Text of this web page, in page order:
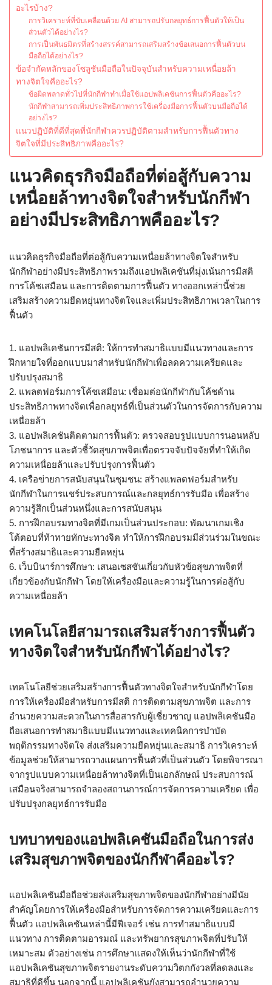
อะไรบ้าง?
การวิเคราะห์ที่ขับเคลื่อนด้วย AI สามารถปรับกลยุทธ์การฟื้นตัวให้เป็น
ส่วนตัวได้อย่างไร?
การเป็นพันธมิตรที่สร้างสรรค์สามารถเสริมสร้างข้อเสนอการฟื้นตัวบน
มือถือได้อย่างไร?
ข้อจำกัดหลักของโซลูชันมือถือในปัจจุบันสำหรับความเหนื่อยล้า
ทางจิตใจคืออะไร?
ข้อผิดพลาดทั่วไปที่นักกีฬาทำเมื่อใช้แอปพลิเคชันการฟื้นตัวคืออะไร?
นักกีฬาสามารถเพิ่มประสิทธิภาพการใช้เครื่องมือการฟื้นตัวบนมือถือได้
อย่างไร?
แนวปฏิบัติที่ดีที่สุดที่นักกีฬาควรปฏิบัติตามสำหรับการฟื้นตัวทาง
จิตใจที่มีประสิทธิภาพคืออะไร?
แนวคิดธุรกิจมือถือที่ต่อสู้กับความ
เหนื่อยล้าทางจิตใจสำหรับนักกีฬา
อย่างมีประสิทธิภาพคืออะไร?
แนวคิดธุรกิจมือถือที่ต่อสู้กับความเหนื่อยล้าทางจิตใจสำหรับ
นักกีฬาอย่างมีประสิทธิภาพรวมถึงแอปพลิเคชันที่มุ่งเน้นการมีสติ
การโค้ชเสมือน และการติดตามการฟื้นตัว ทางออกเหล่านี้ช่วย
เสริมสร้างความยืดหยุ่นทางจิตใจและเพิ่มประสิทธิภาพเวลาในการ
ฟื้นตัว
1. แอปพลิเคชันการมีสติ: ให้การทำสมาธิแบบมีแนวทางและการ
ฝึกหายใจที่ออกแบบมาสำหรับนักกีฬาเพื่อลดความเครียดและ
ปรับปรุงสมาธิ
2. แพลตฟอร์มการโค้ชเสมือน: เชื่อมต่อนักกีฬากับโค้ชด้าน
ประสิทธิภาพทางจิตเพื่อกลยุทธ์ที่เป็นส่วนตัวในการจัดการกับความ
เหนื่อยล้า
3. แอปพลิเคชันติดตามการฟื้นตัว: ตรวจสอบรูปแบบการนอนหลับ
โภชนาการ และตัวชี้วัดสุขภาพจิตเพื่อตรวจจับปัจจัยที่ทำให้เกิด
ความเหนื่อยล้าและปรับปรุงการฟื้นตัว
4. เครือข่ายการสนับสนุนในชุมชน: สร้างแพลตฟอร์มสำหรับ
นักกีฬาในการแชร์ประสบการณ์และกลยุทธ์การรับมือ เพื่อสร้าง
ความรู้สึกเป็นส่วนหนึ่งและการสนับสนุน
5. การฝึกอบรมทางจิตที่มีเกมเป็นส่วนประกอบ: พัฒนาเกมเชิง
โต้ตอบที่ท้าทายทักษะทางจิต ทำให้การฝึกอบรมมีส่วนร่วมในขณะ
ที่สร้างสมาธิและความยืดหยุ่น
6. เว็บบินาร์การศึกษา: เสนอเซสชันเกี่ยวกับหัวข้อสุขภาพจิตที่
เกี่ยวข้องกับนักกีฬา โดยให้เครื่องมือและความรู้ในการต่อสู้กับ
ความเหนื่อยล้า
เทคโนโลยีสามารถเสริมสร้างการฟื้นตัว
ทางจิตใจสำหรับนักกีฬาได้อย่างไร?
เทคโนโลยีช่วยเสริมสร้างการฟื้นตัวทางจิตใจสำหรับนักกีฬาโดย
การให้เครื่องมือสำหรับการมีสติ การติดตามสุขภาพจิต และการ
อำนวยความสะดวกในการสื่อสารกับผู้เชี่ยวชาญ แอปพลิเคชันมือ
ถือเสนอการทำสมาธิแบบมีแนวทางและเทคนิคการบำบัด
พฤติกรรมทางจิตใจ ส่งเสริมความยืดหยุ่นและสมาธิ การวิเคราะห์
ข้อมูลช่วยให้สามารถวางแผนการฟื้นตัวที่เป็นส่วนตัว โดยพิจารณา
จากรูปแบบความเหนื่อยล้าทางจิตที่เป็นเอกลักษณ์ ประสบการณ์
เสมือนจริงสามารถจำลองสถานการณ์การจัดการความเครียด เพื่อ
ปรับปรุงกลยุทธ์การรับมือ
บทบาทของแอปพลิเคชันมือถือในการส่ง
เสริมสุขภาพจิตของนักกีฬาคืออะไร?
แอปพลิเคชันมือถือช่วยส่งเสริมสุขภาพจิตของนักกีฬาอย่างมีนัย
สำคัญโดยการให้เครื่องมือสำหรับการจัดการความเครียดและการ
ฟื้นตัว แอปพลิเคชันเหล่านี้มีฟีเจอร์ เช่น การทำสมาธิแบบมี
แนวทาง การติดตามอารมณ์ และทรัพยากรสุขภาพจิตที่ปรับให้
เหมาะสม ตัวอย่างเช่น การศึกษาแสดงให้เห็นว่านักกีฬาที่ใช้
แอปพลิเคชันสุขภาพจิตรายงานระดับความวิตกกังวลที่ลดลงและ
สมาธิที่ดีขึ้น นอกจากนี้ แอปพลิเคชันยังสามารถอำนวยความ